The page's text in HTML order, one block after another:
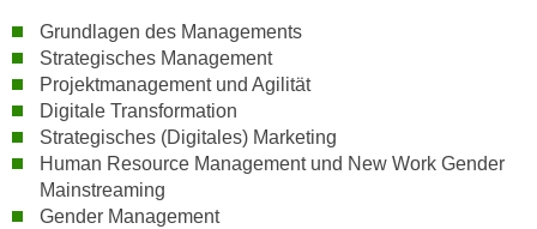
Grundlagen des Managements
Strategisches Management
Projektmanagement und Agilität
Digitale Transformation
Strategisches (Digitales) Marketing
Human Resource Management und New Work Gender
Mainstreaming
Gender Management
n
u
e
e